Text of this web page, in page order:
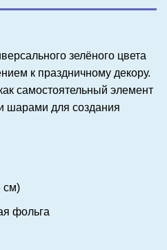
зелёного цвета
к праздничному декору.
самостоятельный элемент
шарами для создания
см)
фольга